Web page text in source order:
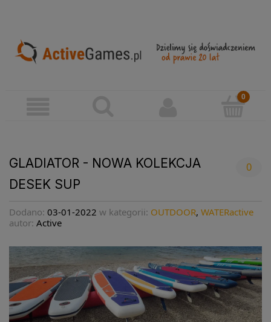
GLADIATOR - NOWA KOLEKCJA
DESEK SUP
0
Dodano: 03-01-2022 w kategorii: OUTDOOR, WATERactive
autor: Active